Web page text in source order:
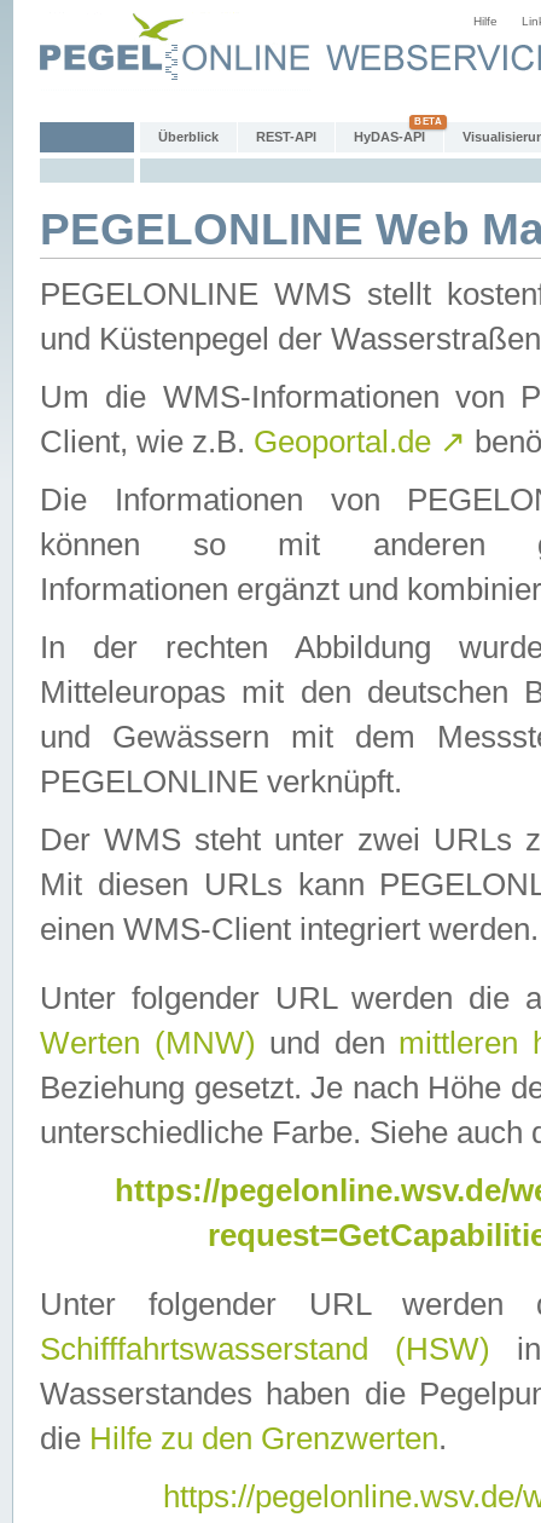
Hilfe
Überblick REST-API HyDAS-API
PEGELONLINE Web
PEGELONLINE WMS stellt
und Küstenpegel der
Um die WMS-Informationen von
Client, wie z.B. Geoportal.de ↗
Die Informationen von
können so mit anderen
Informationen ergänzt und
In der rechten Abbildung
Mitteleuropas mit den deutschen
und Gewässern mit dem
PEGELONLINE verknüpft.
Der WMS steht unter zwei URLs
Mit diesen URLs kann
einen WMS-Client integriert werden.
Unter folgender URL werden die
Werten (MNW) und den mittleren
Beziehung gesetzt. Je nach Höhe
unterschiedliche Farbe. Siehe auch
https://pegelonline.wsv.de/
Unter folgender URL
Schifffahrtswasserstand (HSW)
Wasserstandes haben die
die Hilfe zu den Grenzwerten.
https://